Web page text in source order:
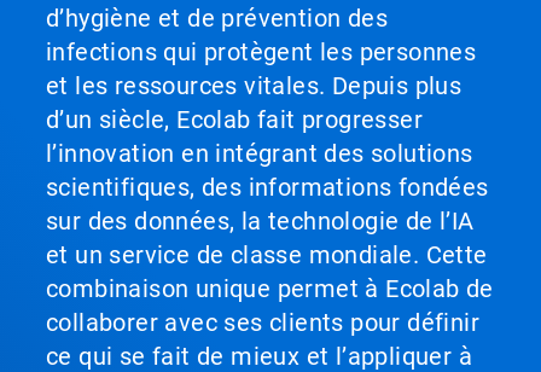
d’hygiène et de prévention des
infections qui protègent les personnes
et les ressources vitales. Depuis plus
d’un siècle, Ecolab fait progresser
l’innovation en intégrant des solutions
scientifiques, des informations fondées
sur des données, la technologie de l’IA
et un service de classe mondiale. Cette
combinaison unique permet à Ecolab de
collaborer avec ses clients pour définir
ce qui se fait de mieux et l’appliquer à